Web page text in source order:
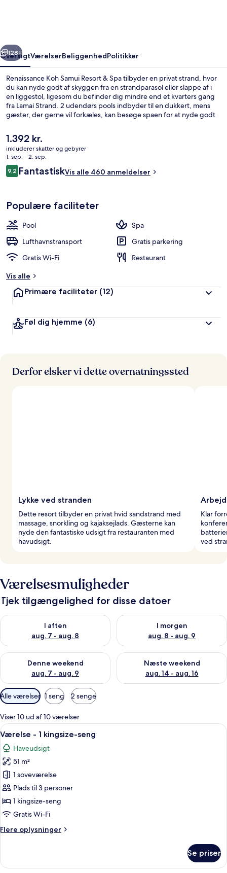
Næste
128+
OversigtVærelserBeliggenhedPolitikker
Renaissance Koh Samui Resort & Spa tilbyder en privat strand, hvor
du kan nyde godt af skyggen fra en strandparasol eller slappe af i
en liggestol, ligesom du befinder dig mindre end et kvarters gang
fra Lamai Strand. 2 udendørs pools indbyder til en dukkert, mens
gæster, der gerne vil forkæles, kan besøge spaen for at nyde godt
Restaurant, en af 2 restauranter, serverer retter med fisk og skaldyr
og er åben til aftensmad. En bar ved poolen, et fitnesscenter og en
terrasse er andre højdepunkter på dette resort med
luksusfaciliteter. Rejsende er vilde med stedets hjælpsomme
personale.
Den
nuværende
pris
er
1.392 kr.
1.392 kr.
inkluderer skatter og gebyrer
1. sep. - 2. sep.
Anmeldelser
9,29,2 ud af 10.
FantastiskVis alle 460 anmeldelser
Populære faciliteter
Pool
Spa
Lufthavnstransport
Gratis parkering
Gratis Wi-Fi
Restaurant
Vis alle
Primære faciliteter (12)
Føl dig hjemme (6)
Derfor elsker vi dette overnatningssted
Lykke ved stranden
Dette resort tilbyder en privat hvid sandstrand med
massage, snorkling og kajaksejlads. Gæsterne kan
nyde den fantastiske udsigt fra restauranten med
havudsigt.
Klar
ved
Værelsesmuligheder
Tjek tilgængelighed for disse datoer
I aften
aug. 7 - aug. 8
Tjek tilgængelighed for i aften aug. 7 - aug. 8
I morgen
aug. 8 - aug. 9
Tjek tilgængelighed for i
Denne weekend
aug. 7 - aug. 9
Tjek tilgængelighed for denne weekend aug. 7 - aug. 9
Næste weekend
aug. 14 - aug. 16
Tjek tilgængelighed for næste
Tilgængelige
filtre
for
værelser
Alle værelser 1 seng 2 senge
Viser 10 ud af 10 værelser
Indlæs
alle
billeder
af
Værelse
-
1
kingsize-
Et hotelværelse med en stor seng,
9
Værelse - 1 kingsize-seng
Haveudsigt
51 m²
1 soveværelse
Plads til 3 personer
1 kingsize-seng
Gratis Wi-Fi
Flere oplysninger
Flere
-
Se priser